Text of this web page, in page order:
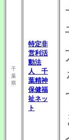
千
葉
県
特定非
営利活
動法
人 千
葉精神
保健福
祉ネッ
ト